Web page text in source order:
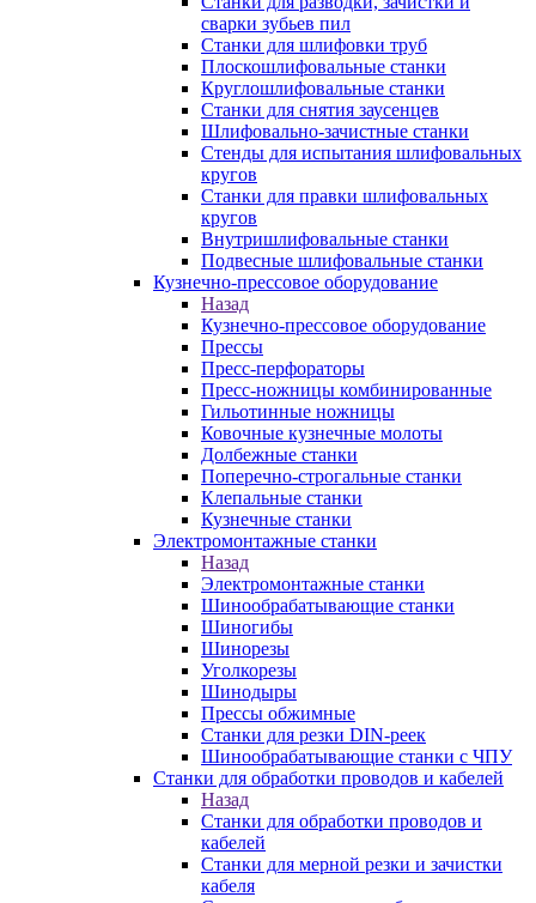
сварки зубьев пил
Станки для шлифовки труб
Плоскошлифовальные станки
Круглошлифовальные станки
Станки для снятия заусенцев
Шлифовально-зачистные станки
Стенды для испытания шлифовальных
кругов
Станки для правки шлифовальных
кругов
Внутришлифовальные станки
Подвесные шлифовальные станки
Кузнечно-прессовое оборудование
Назад
Кузнечно-прессовое оборудование
Прессы
Пресс-перфораторы
Пресс-ножницы комбинированные
Гильотинные ножницы
Ковочные кузнечные молоты
Долбежные станки
Поперечно-строгальные станки
Клепальные станки
Кузнечные станки
Электромонтажные станки
Назад
Электромонтажные станки
Шинообрабатывающие станки
Шиногибы
Шинорезы
Уголкорезы
Шинодыры
Прессы обжимные
Станки для резки DIN-реек
Шинообрабатывающие станки с ЧПУ
Станки для обработки проводов и кабелей
Назад
Станки для обработки проводов и
кабелей
Станки для мерной резки и зачистки
кабеля